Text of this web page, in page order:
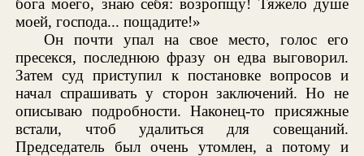
моей, господа... пощадите!»
Он почти упал на свое место, голос его
пресекся, последнюю фразу он едва выговорил.
Затем суд приступил к постановке вопросов и
начал спрашивать у сторон заключений. Но не
описываю подробности. Наконец-то присяжные
встали, чтоб удалиться для совещаний.
Председатель был очень утомлен, а потому и